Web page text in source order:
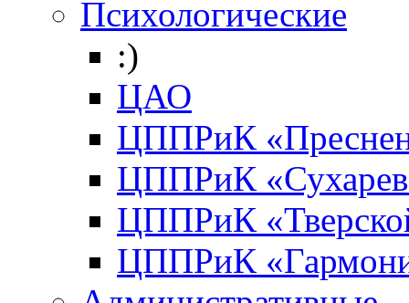
Психологические
:)
ЦАО
ЦППРиК
ЦППРиК
ЦППРиК
ЦППРиК